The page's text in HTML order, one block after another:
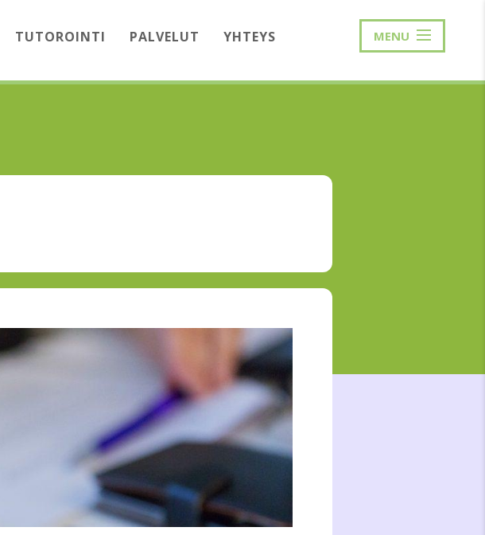
TUTOROINTI PALVELUT YHTEYS MENU